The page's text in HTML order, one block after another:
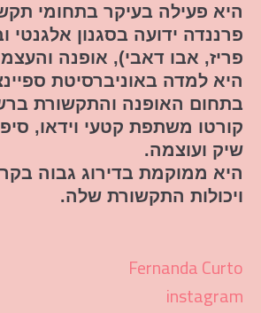
היא פעילה בעיקר בתחומי
פרננדה ידועה בסגנון
פריז, אבו דאבי), אופנה
היא למדה באוניברסיטת
בתחום האופנה והתקשורת
קורטו משתפת קטעי וידאו,
שיק ועוצמה.
היא ממוקמת בדירוג גבוה
ויכולות התקשורת שלה.
Fernanda Curto
instagram